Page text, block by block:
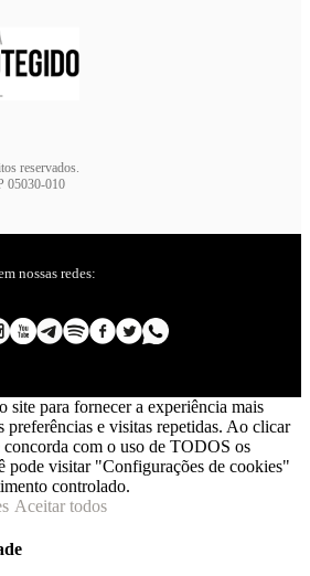
reservados.
05030-010
nossas redes:
site para fornecer a experiência mais
preferências e visitas repetidas. Ao clicar
com o uso de TODOS os
pode visitar "Configurações de cookies"
controlado.
Aceitar todos